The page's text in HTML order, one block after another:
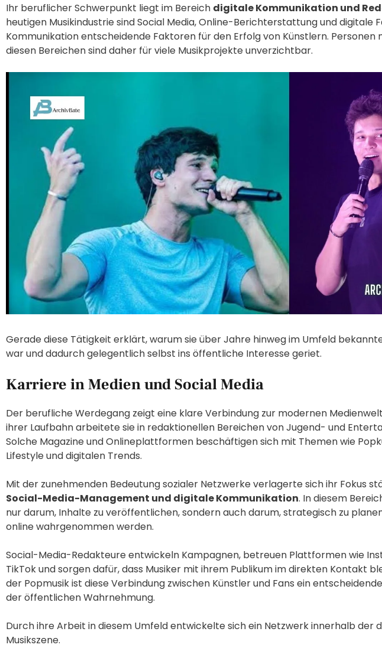
Ihr beruflicher Schwerpunkt liegt im Bereich digitale Kommunikation und
heutigen Musikindustrie sind Social Media, Online-Berichterstattung und digitale
Kommunikation entscheidende Faktoren für den Erfolg von Künstlern. Personen
diesen Bereichen sind daher für viele Musikprojekte unverzichtbar.
Gerade diese Tätigkeit erklärt, warum sie über Jahre hinweg im Umfeld
war und dadurch gelegentlich selbst ins öffentliche Interesse geriet.
Karriere in Medien und Social Media
Der berufliche Werdegang zeigt eine klare Verbindung zur modernen
ihrer Laufbahn arbeitete sie in redaktionellen Bereichen von Jugend- und
Solche Magazine und Onlineplattformen beschäftigen sich mit Themen wie
Lifestyle und digitalen Trends.
Mit der zunehmenden Bedeutung sozialer Netzwerke verlagerte sich ihr Fokus
Social-Media-Management und digitale Kommunikation. In diesem
nur darum, Inhalte zu veröffentlichen, sondern auch darum, strategisch zu
online wahrgenommen werden.
Social-Media-Redakteure entwickeln Kampagnen, betreuen Plattformen wie
TikTok und sorgen dafür, dass Musiker mit ihrem Publikum im direkten Kontakt
der Popmusik ist diese Verbindung zwischen Künstler und Fans ein
der öffentlichen Wahrnehmung.
Durch ihre Arbeit in diesem Umfeld entwickelte sich ein Netzwerk innerhalb der
Musikszene.